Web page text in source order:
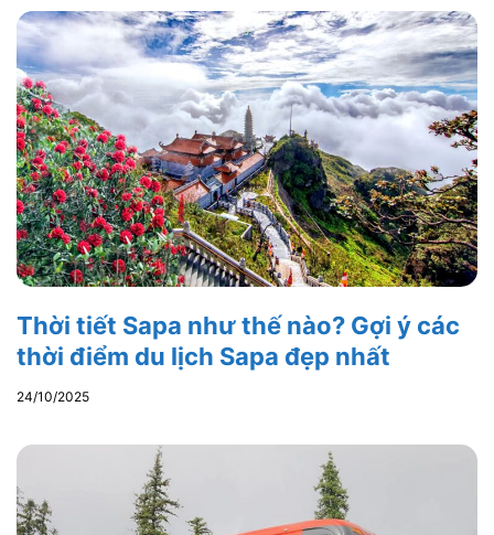
Thời tiết Sapa như thế nào? Gợi ý các
thời điểm du lịch Sapa đẹp nhất
24/10/2025